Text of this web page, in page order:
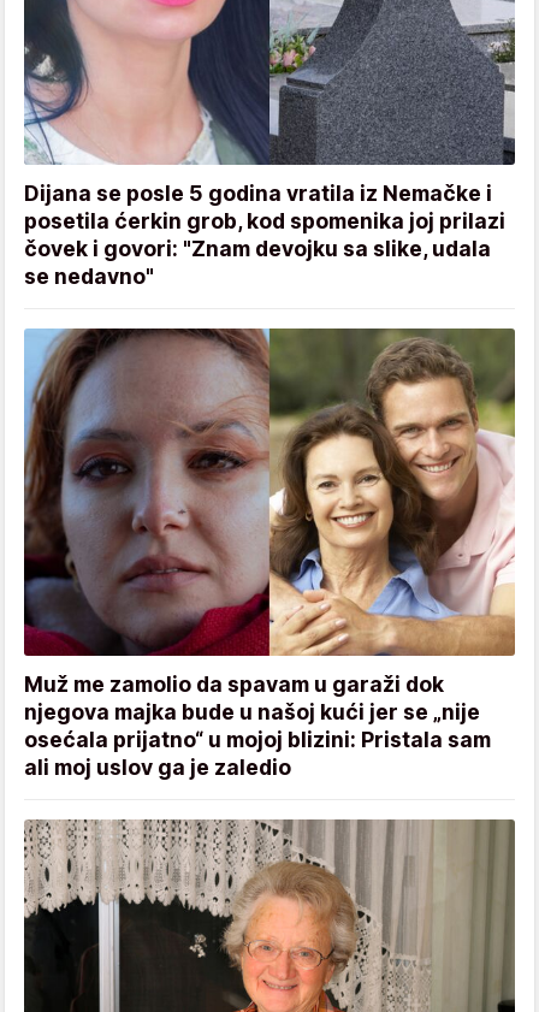
Dijana se posle 5 godina vratila iz Nemačke i
posetila ćerkin grob, kod spomenika joj prilazi
čovek i govori: "Znam devojku sa slike, udala
se nedavno"
Muž me zamolio da spavam u garaži dok
njegova majka bude u našoj kući jer se „nije
osećala prijatno“ u mojoj blizini: Pristala sam
ali moj uslov ga je zaledio